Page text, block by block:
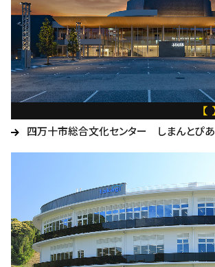
四万十市総合文化センター しまんとぴあ